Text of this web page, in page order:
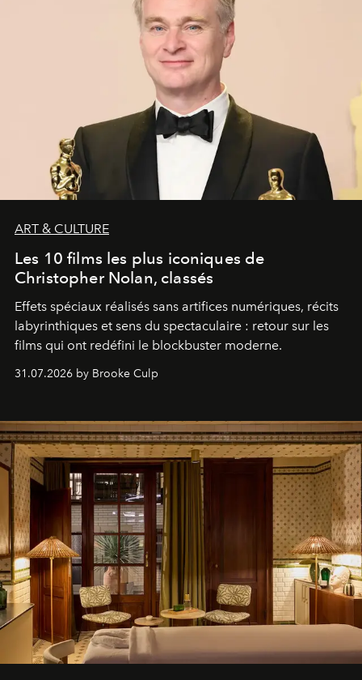
ART & CULTURE
Les 10 films les plus iconiques de
Christopher Nolan, classés
Effets spéciaux réalisés sans artifices numériques, récits
labyrinthiques et sens du spectaculaire : retour sur les
films qui ont redéfini le blockbuster moderne.
31.07.2026 by Brooke Culp